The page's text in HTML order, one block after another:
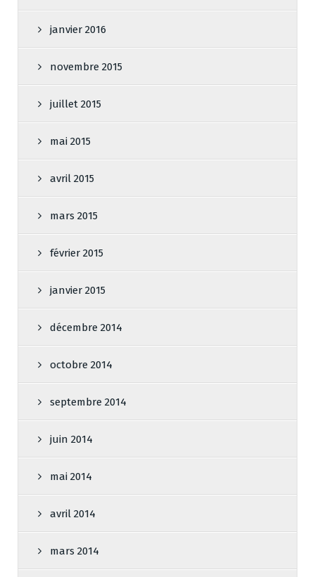
janvier 2016
novembre 2015
juillet 2015
mai 2015
avril 2015
mars 2015
février 2015
janvier 2015
décembre 2014
octobre 2014
septembre 2014
juin 2014
mai 2014
avril 2014
mars 2014